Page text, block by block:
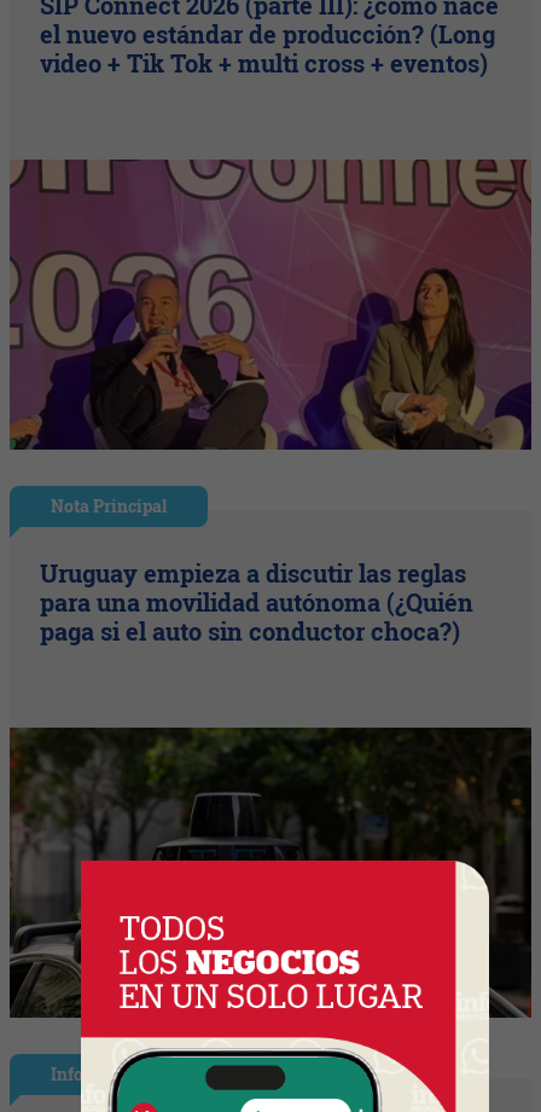
el nuevo estándar de producción? (Long
video + Tik Tok + multi cross + eventos)
Nota Principal
Uruguay empieza a discutir las reglas
para una movilidad autónoma (¿Quién
paga si el auto sin conductor choca?)
InfoShow